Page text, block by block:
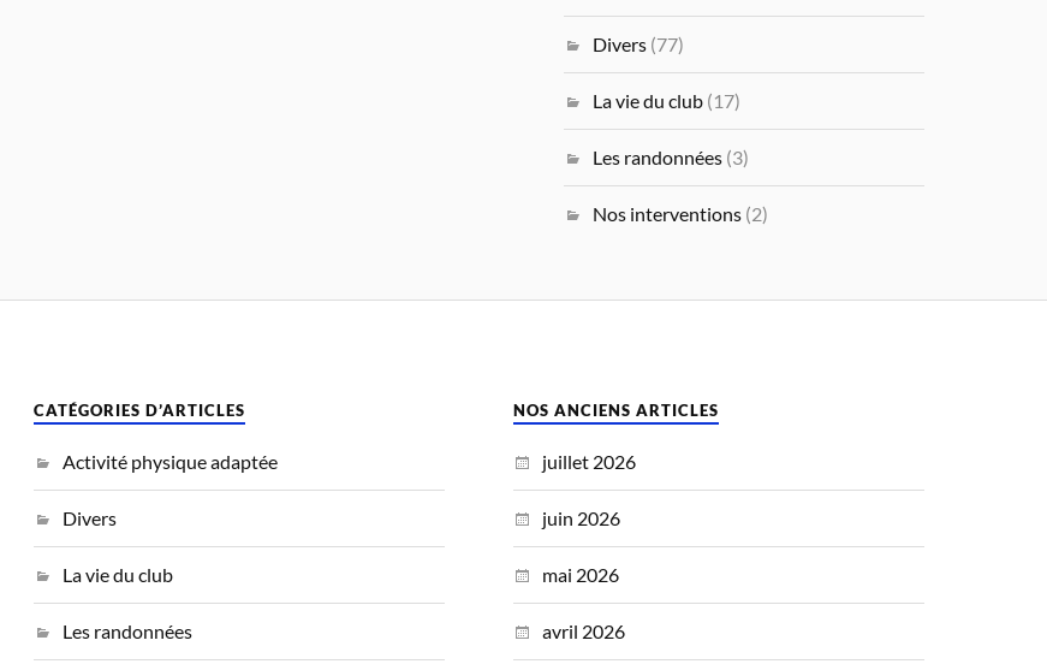
Divers (77)
La vie du club (17)
Les randonnées (3)
Nos interventions (2)
CATÉGORIES D’ARTICLES
Activité physique adaptée
Divers
La vie du club
Les randonnées
NOS ANCIENS ARTICLES
juillet 2026
juin 2026
mai 2026
avril 2026